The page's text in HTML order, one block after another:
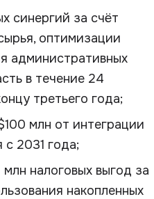
синергий за счёт
оптимизации
административных
в течение 24
третьего года;
млн от интеграции
с 2031 года;
налоговых выгод за
накопленных